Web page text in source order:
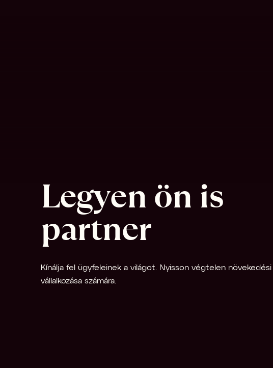
Legyen ön is
partner
Kínálja fel ügyfeleinek a világot. Nyisson végtelen
vállalkozása számára.